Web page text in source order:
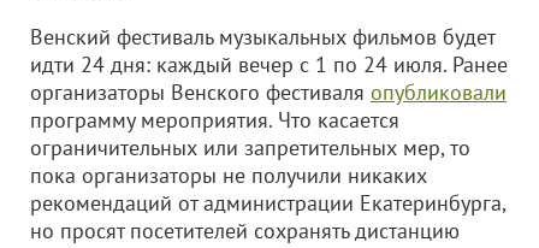
Венский фестиваль музыкальных фильмов будет
идти 24 дня: каждый вечер с 1 по 24 июля. Ранее
организаторы Венского фестиваля опубликовали
программу мероприятия. Что касается
ограничительных или запретительных мер, то
пока организаторы не получили никаких
рекомендаций от администрации Екатеринбурга,
но просят посетителей сохранять дистанцию